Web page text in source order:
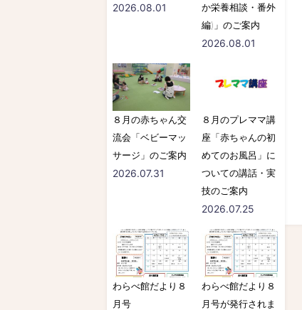
2026.08.01
か栄養相談・番外
編)」のご案内
2026.08.01
８月の赤ちゃん交
流会「ベビーマッ
サージ」のご案内
2026.07.31
８月のプレママ講
座「赤ちゃんの初
めてのお風呂」に
ついての講話・実
技のご案内
2026.07.25
わらべ館だより８
月号
わらべ館だより８
月号が発行されま